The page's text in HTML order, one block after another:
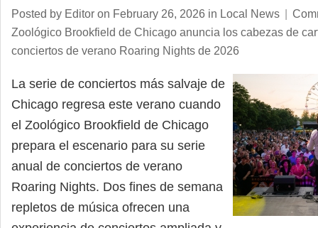
Posted by Editor on February 26, 2026 in Local News |
Zoológico Brookfield de Chicago anuncia los cabezas de
conciertos de verano Roaring Nights de 2026
La serie de conciertos más salvaje de
Chicago regresa este verano cuando
el Zoológico Brookfield de Chicago
prepara el escenario para su serie
anual de conciertos de verano
Roaring Nights. Dos fines de semana
repletos de música ofrecen una